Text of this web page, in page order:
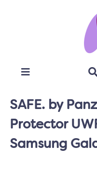
SAFE. by
Protector
Samsung